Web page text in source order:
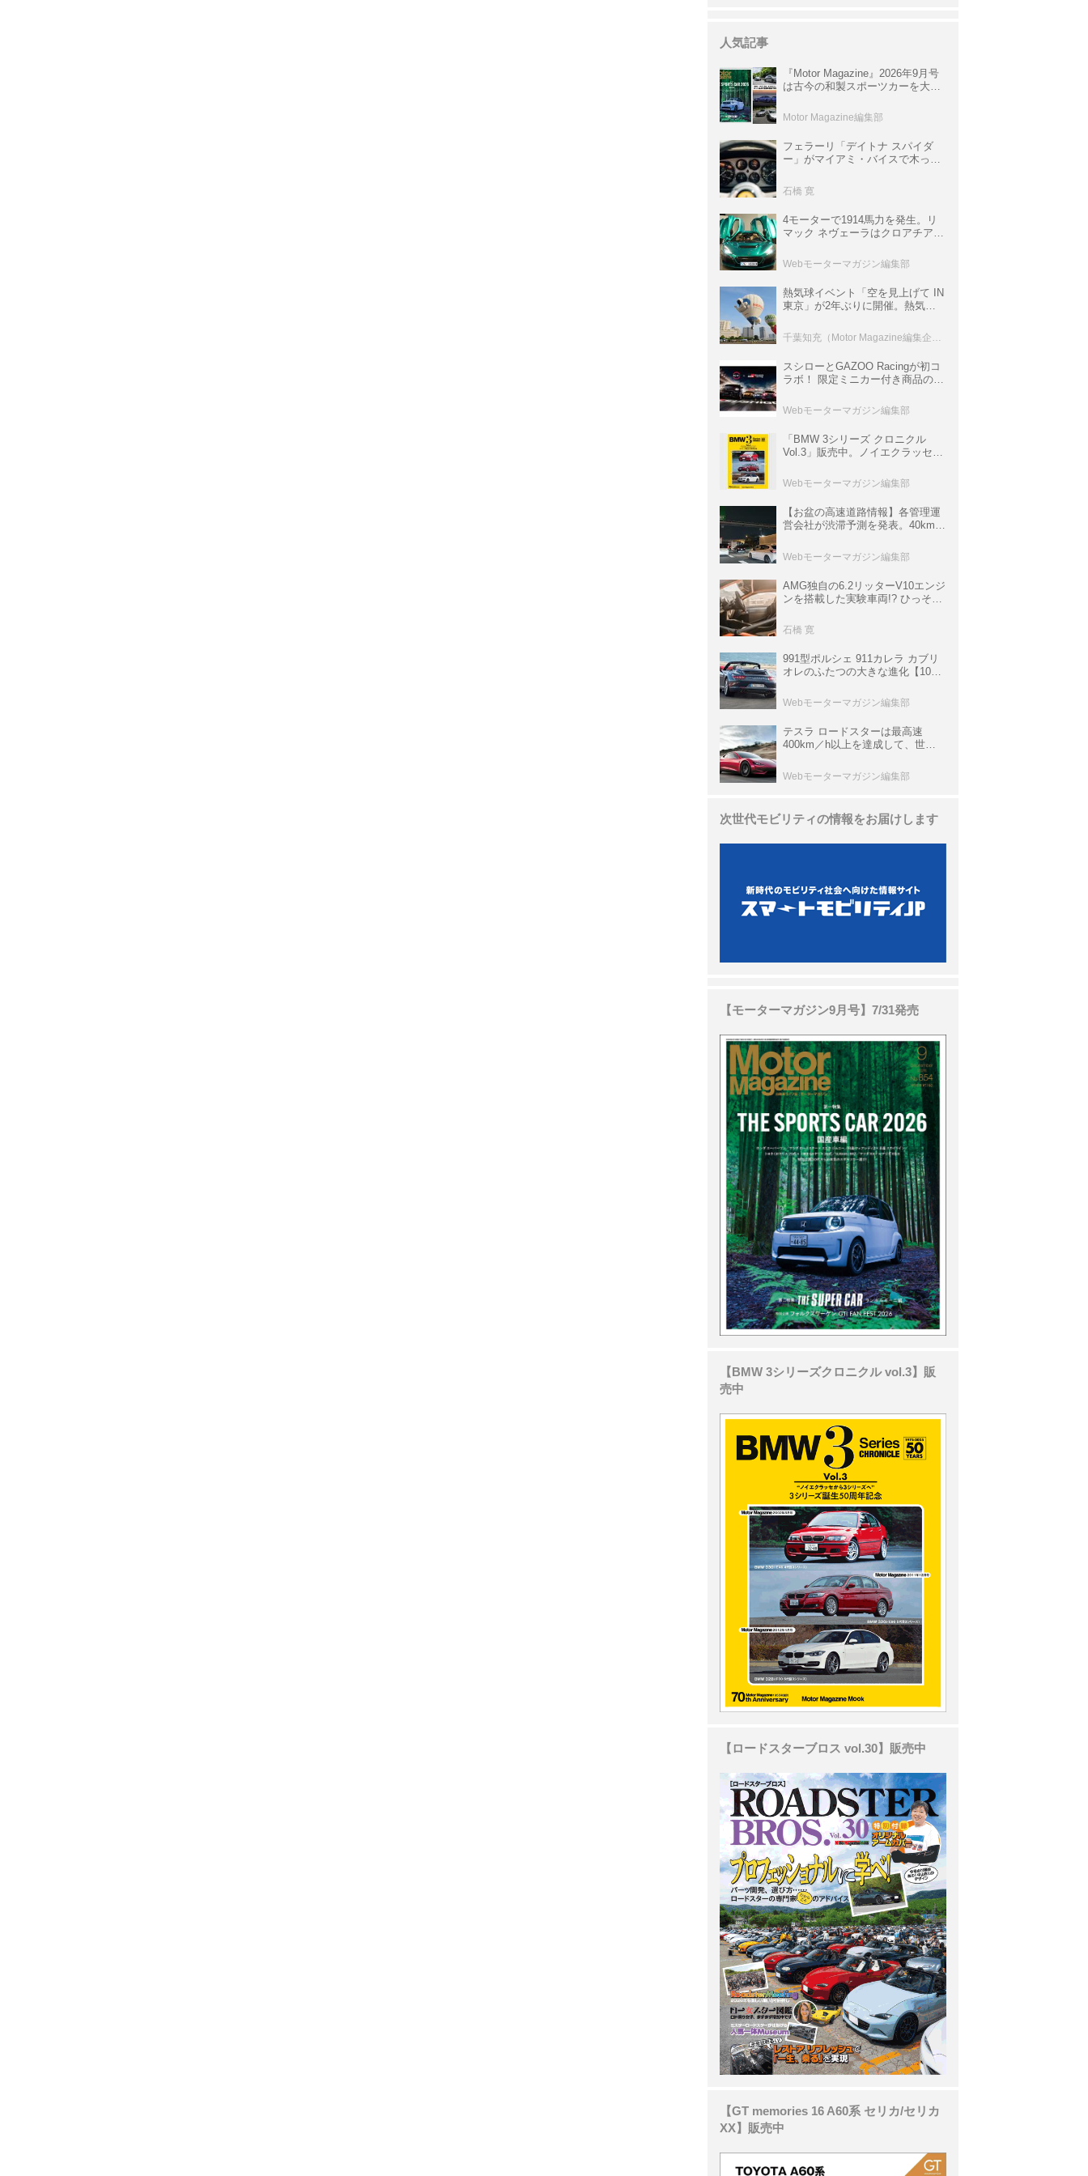
人気記事
『Motor Magazine』2026年9月号
は古今の和製スポーツカーを大特
情報も満載
Motor Magazine編集部
フェラーリ「デイトナ スパイダ
ー」がマイアミ・バイスで木っ端
サ」に化けた理由
石橋 寛
4モーターで1914馬力を発生。リ
マック ネヴェーラはクロアチア発
ロニクル・完全版／115】
Webモーターマガジン編集部
熱気球イベント「空を見上げて IN
東京」が2年ぶりに開催。熱気球
室などのコンテンツも
スシローとGAZOO Racingが初コ
ラボ！ 限定ミニカー付き商品の
ト体験があたる抽選企画などを展
開
Webモーターマガジン編集部
「BMW 3シリーズ クロニクル
Vol.3」販売中。ノイエクラッセか
ムック
Webモーターマガジン編集部
【お盆の高速道路情報】各管理運
営会社が渋滞予測を発表。40km以
数ある
Webモーターマガジン編集部
AMG独自の6.2リッターV10エンジ
ンを搭載した実験車両!? ひっそり
P900 プロトタイプ」とは
石橋 寛
991型ポルシェ 911カレラ カブリ
オレのふたつの大きな進化【10年
Webモーターマガジン編集部
テスラ ロードスターは最高速
400km／h以上を達成して、世界
ーカークロニクル・完全版／
113】
Webモーターマガジン編集部
次世代モビリティの情報をお届けします
【モーターマガジン9月号】7/31発売
【BMW 3シリーズクロニクル vol.3】販
売中
【ロードスターブロス vol.30】販売中
【GT memories 16 A60系 セリカ/セリカ
XX】販売中